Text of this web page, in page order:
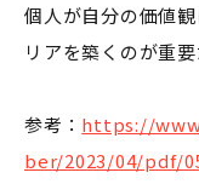
個人が自分の価値
リアを築くのが重
参考： https://
ber/2023/04/pdf/